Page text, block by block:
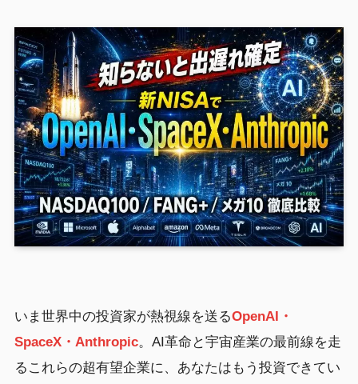
いま世界中の投資家が熱視線を送るOpenAI・
SpaceX・Anthropic。AI革命と宇宙産業の最前線を走
るこれらの超有望企業に、あなたはもう投資できてい